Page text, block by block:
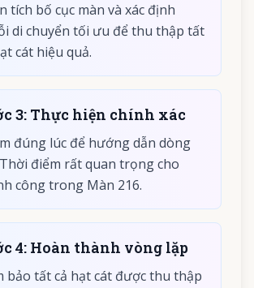
tích bố cục màn và xác định
di chuyển tối ưu để thu thập tất
cát hiệu quả.
3: Thực hiện chính xác
đúng lúc để hướng dẫn dòng
điểm rất quan trọng cho
công trong Màn 216.
4: Hoàn thành vòng lặp
bảo tất cả hạt cát được thu thập